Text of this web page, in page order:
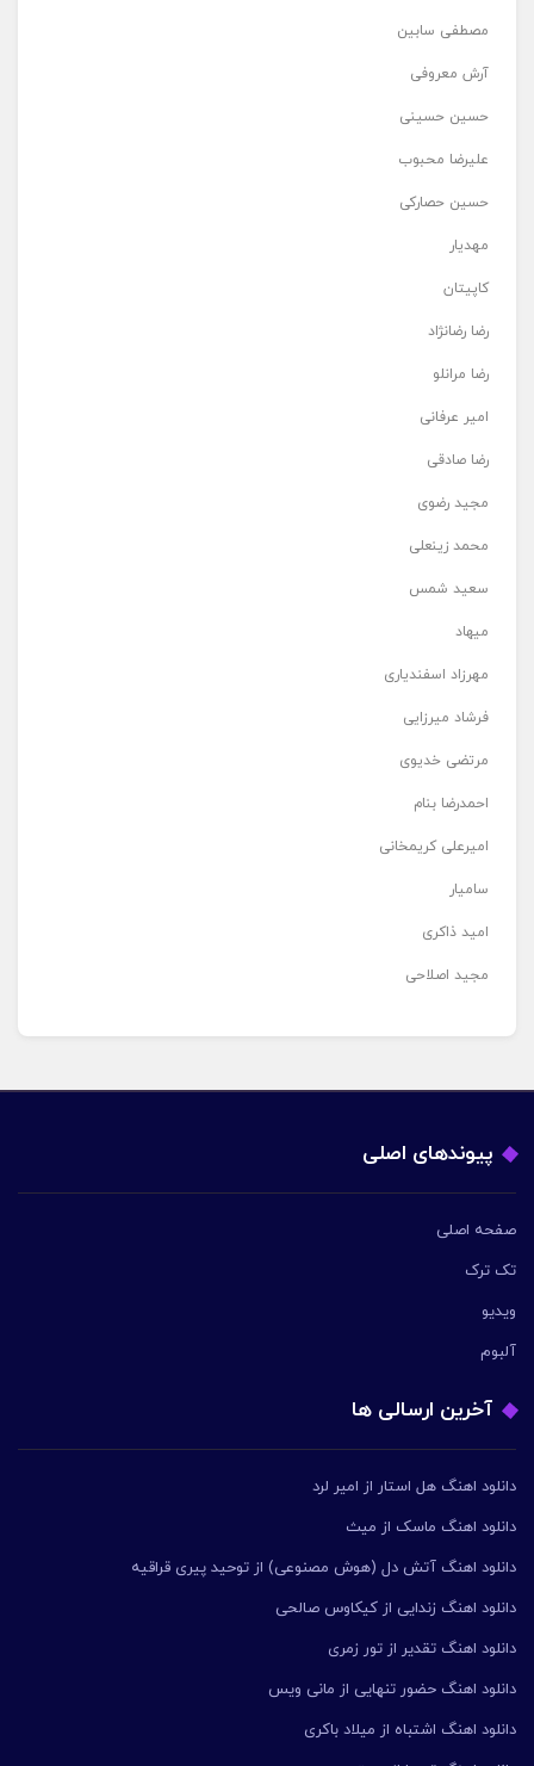
مصطفی سابین
آرش معروفی
حسین حسینی
علیرضا محبوب
حسین حصارکی
مهدیار
کاپیتان
رضا رضانژاد
رضا مرانلو
امیر عرفانی
رضا صادقی
مجید رضوی
محمد زینعلی
سعید شمس
میهاد
مهرزاد اسفندیاری
فرشاد میرزایی
مرتضی خدیوی
احمدرضا بنام
امیرعلی کریمخانی
سامیار
امید ذاکری
مجید اصلاحی
پیوندهای اصلی
صفحه اصلی
تک ترک
ویدیو
آلبوم
آخرین ارسالی ها
دانلود اهنگ هل استار از امیر لرد
دانلود اهنگ ماسک از میث
دانلود اهنگ آتش دل (هوش مصنوعی) از توحید پیری قراقیه
دانلود اهنگ زندایی از کیکاوس صالحی
دانلود اهنگ تقدیر از تور زمری
دانلود اهنگ حضور تنهایی از مانی ویس
دانلود اهنگ اشتباه از میلاد باکری